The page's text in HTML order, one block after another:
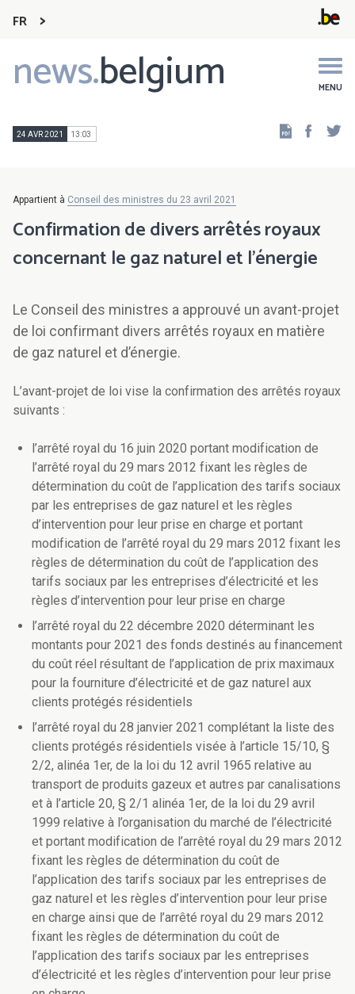
FR
news.belgium MENU
Main
navigation
24 AVR 2021 13:03
Appartient à Conseil des ministres du 23 avril 2021
Confirmation de divers arrêtés royaux
concernant le gaz naturel et l’énergie
Le Conseil des ministres a approuvé un avant-projet
de loi confirmant divers arrêtés royaux en matière
de gaz naturel et d’énergie.
L’avant-projet de loi vise la confirmation des arrêtés royaux
suivants :
l’arrêté royal du 16 juin 2020 portant modification de
l’arrêté royal du 29 mars 2012 fixant les règles de
détermination du coût de l’application des tarifs sociaux
par les entreprises de gaz naturel et les règles
d’intervention pour leur prise en charge et portant
modification de l’arrêté royal du 29 mars 2012 fixant les
règles de détermination du coût de l’application des
tarifs sociaux par les entreprises d’électricité et les
règles d’intervention pour leur prise en charge
l’arrêté royal du 22 décembre 2020 déterminant les
montants pour 2021 des fonds destinés au financement
du coût réel résultant de l’application de prix maximaux
pour la fourniture d’électricité et de gaz naturel aux
clients protégés résidentiels
l’arrêté royal du 28 janvier 2021 complétant la liste des
clients protégés résidentiels visée à l’article 15/10, §
2/2, alinéa 1er, de la loi du 12 avril 1965 relative au
transport de produits gazeux et autres par canalisations
et à l’article 20, § 2/1 alinéa 1er, de la loi du 29 avril
1999 relative à l’organisation du marché de l’électricité
et portant modification de l’arrêté royal du 29 mars 2012
fixant les règles de détermination du coût de
l’application des tarifs sociaux par les entreprises de
gaz naturel et les règles d’intervention pour leur prise
en charge ainsi que de l’arrêté royal du 29 mars 2012
fixant les règles de détermination du coût de
l’application des tarifs sociaux par les entreprises
d’électricité et les règles d’intervention pour leur prise